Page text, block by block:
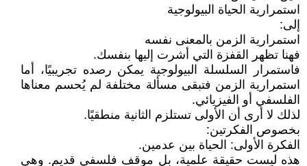
استمرارية الحياة البيولوجية
إلى:
استمرارية الزمن بالمعنى نفسه
فهنا تظهر القفزة التي أشرت إليها بنفسك.
فاستمرار السلسلة البيولوجية يمكن رصده تجريبيًا، أما
استمرارية الزمن فتبقى مسألة مختلفة لم يُحسم معناها
الفلسفي أو الفيزيائي.
لذلك لا أرى أن الأولى تستلزم الثانية منطقيًا.
بخصوص الفكرتين:
الفكرة الأولى: الحياة بين عدمين.
هذه ليست حقيقة علمية، بل موقف فلسفي قديم. وهي